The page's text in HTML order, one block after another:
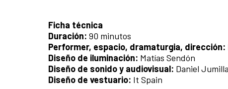
Ficha técnica
Duración: 90 minutos
Performer, espacio, dramaturgia, dirección:
Diseño de iluminación: Matías Sendón
Diseño de sonido y audiovisual: Daniel
Diseño de vestuario: It Spain